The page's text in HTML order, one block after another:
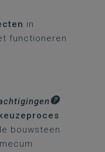
in
functioneren
bouwsteen